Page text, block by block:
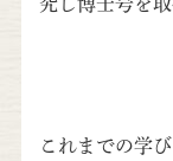
これまでの学